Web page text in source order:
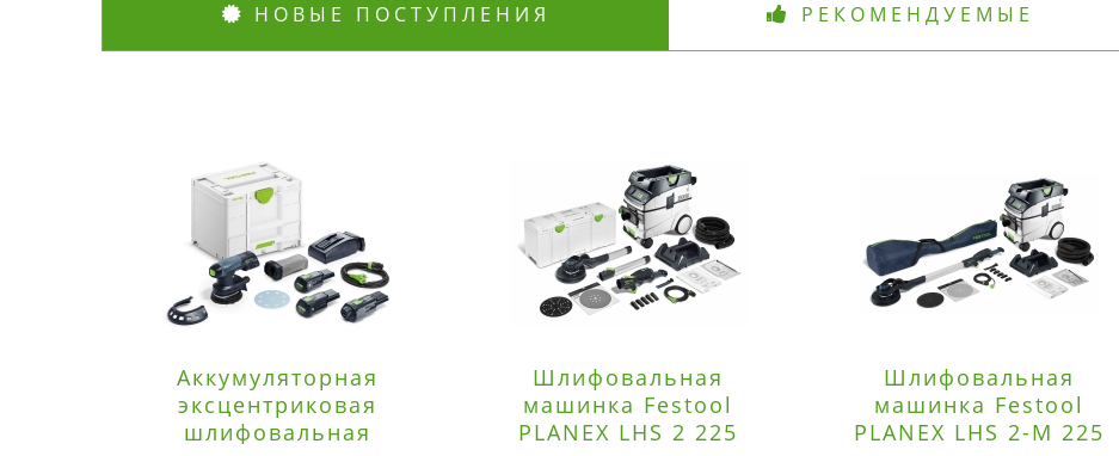
НОВЫЕ ПОСТУПЛЕНИЯ РЕКОМЕНДУЕМЫЕ
Аккумуляторная
эксцентриковая
шлифовальная
Шлифовальная
машинка Festool
PLANEX LHS 2 225
Шлифовальная
машинка Festool
PLANEX LHS 2-M 225